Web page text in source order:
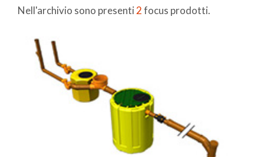
Nell'archivio sono presenti2focus prodotti.